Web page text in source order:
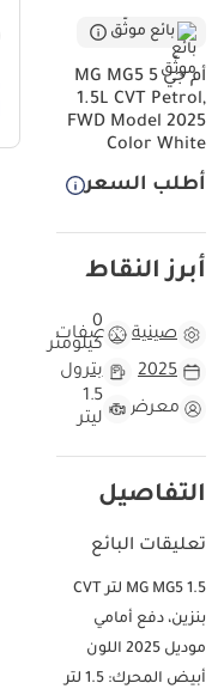
بائع موثّق
أم جي 5 MG MG5
1.5L CVT Petrol,
FWD Model 2025
Color White
أطلب السعر
أبرز النقاط
صينية مواصفات
0
كيلومتر
2025
بترول
معرض
1.5
ليتر
التفاصيل
تعليقات البائع
MG MG5 1.5 لتر CVT
بنزين، دفع أمامي
موديل 2025 اللون
أبيض المحرك: 1.5 لتر